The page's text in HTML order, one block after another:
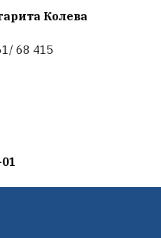
Колева
68 415